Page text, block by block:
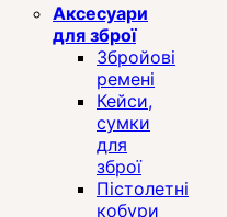
Аксесуари
для зброї
Збройові
ремені
Кейси,
сумки
для
зброї
Пістолетні
кобури